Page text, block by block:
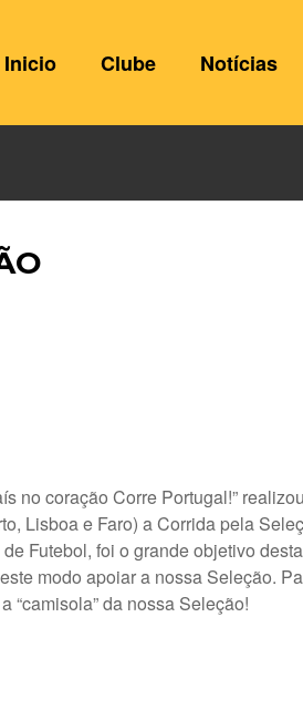
Inicio Clube Notícias
no coração Corre Portugal!”
Lisboa e Faro) a Corrida pela
Futebol, foi o grande objetivo
modo apoiar a nossa Seleção.
“camisola” da nossa Seleção!